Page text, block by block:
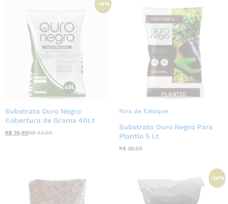
-14%
Substrato Ouro Negro
Cobertura de Grama 40Lt
R$ 36,00R$42,00
Fora de Estoque
Substrato Ouro Negro Para
Plantio 5 Lt
R$ 26,00
-20%